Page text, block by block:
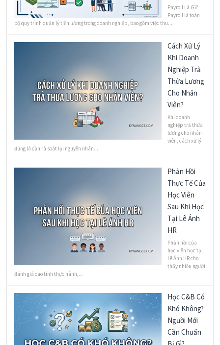
Payroll Là Gì?
Payroll là toàn
bộ quy trình quản lý tiền lương trong doanh nghiệp, bao gồm việc thu...
Cách Xử Lý
Khi Doanh
Nghiệp Trả
Thừa Lương
Cho Nhân
Viên?
Khi doanh
nghiệp trả thừa
lương cho nhân
viên, cách xử lý
đúng là cần rà soát lại nguyên nhân...
Phản Hồi
Thực Tế Của
Học Viên
Sau Khi Học
Tại Lê Ánh
HR
Phản hồi của
học viên học tại
Lê Ánh HR cho
thấy nhiều người
đánh giá cao tính thực hành,...
Học C&B Có
Khó Không?
Người Mới
Cần Chuẩn